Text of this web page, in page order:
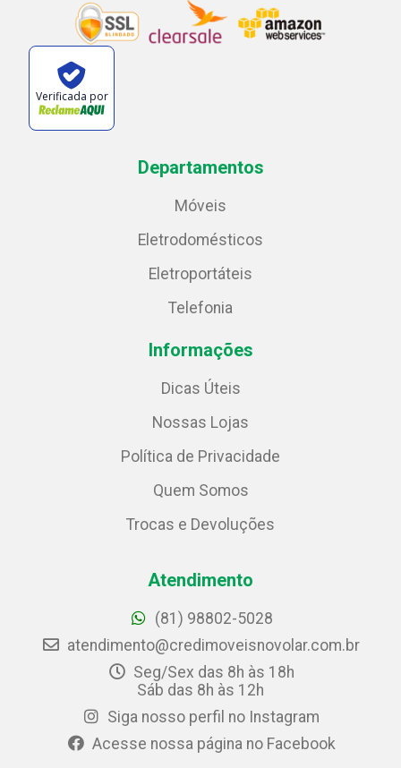
Verificada por
Departamentos
Móveis
Eletrodomésticos
Eletroportáteis
Telefonia
Informações
Dicas Úteis
Nossas Lojas
Política de Privacidade
Quem Somos
Trocas e Devoluções
Atendimento
(81) 98802-5028
atendimento@credimoveisnovolar.com.br
Seg/Sex das 8h às 18h
Sáb das 8h às 12h
Siga nosso perfil no Instagram
Acesse nossa página no Facebook